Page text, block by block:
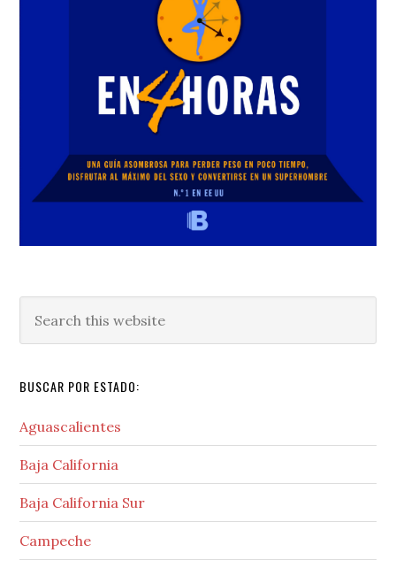
this
BUSCAR POR ESTADO:
Aguascalientes
Baja California
Baja California Sur
Campeche